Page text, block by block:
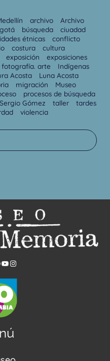
archivo
Archivo
búsqueda
ciuadad
étnicas
conflicto
costura
cultura
exposición
exposiciones
fotografía. arte
Indígenas
Acosta
Luna Acosta
migración
Museo
procesos de búsqueda
Sergio Gómez taller
tardes
violencia